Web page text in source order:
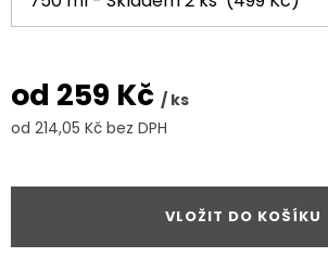
od 259 Kč / ks
od 214,05 Kč bez DPH
VLOŽIT DO KOŠÍKU